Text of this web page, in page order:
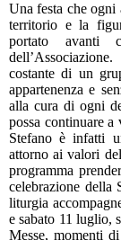
Una festa che
territorio e la
portato avanti
costante di un
appartenenza e
alla cura di ogni
possa continuare
Stefano è infatti
attorno ai valori
programma
celebrazione della
liturgia
e sabato 11 luglio,
Messe, momenti